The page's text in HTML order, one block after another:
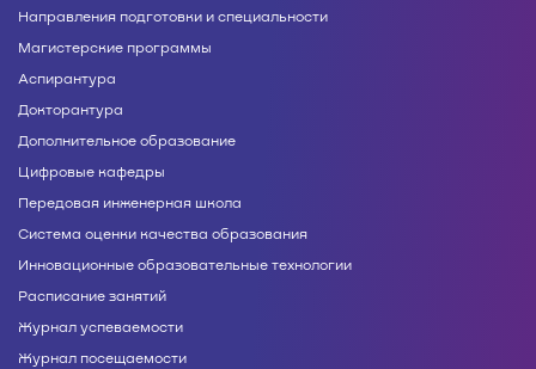
Направления подготовки и специальности
Магистерские программы
Аспирантура
Докторантура
Дополнительное образование
Цифровые кафедры
Передовая инженерная школа
Система оценки качества образования
Инновационные образовательные технологии
Расписание занятий
Журнал успеваемости
Журнал посещаемости